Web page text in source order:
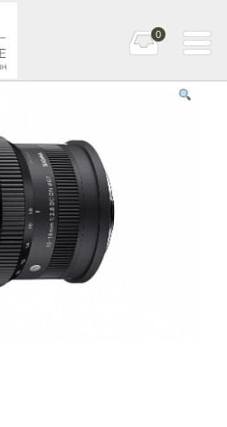
0
10-18mm F2,8 DC DN |